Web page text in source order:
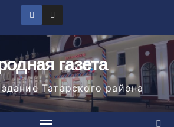
газета
Татарского района